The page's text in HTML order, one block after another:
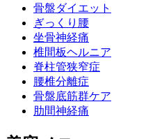
骨盤ダイエット
ぎっくり腰
坐骨神経痛
椎間板ヘルニア
脊柱管狭窄症
腰椎分離症
骨盤底筋群ケア
肋間神経痛